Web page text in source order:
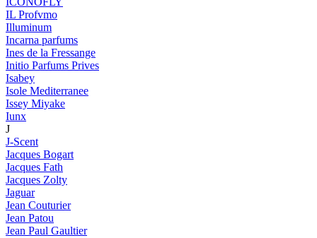
IL Profvmo
Illuminum
Incarna parfums
Ines de la Fressange
Initio Parfums Prives
Isabey
Isole Mediterranee
Issey Miyake
Iunx
J
J-Scent
Jacques Bogart
Jacques Fath
Jacques Zolty
Jaguar
Jean Couturier
Jean Patou
Jean Paul Gaultier